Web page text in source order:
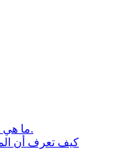
ما هي شبكات الحاسوب؟ المفاهيم الأساسية.
كيف تعرف أن